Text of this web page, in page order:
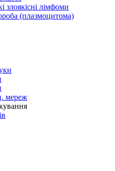
злоякісні лімфоми
(плазмоцитома)
мереж